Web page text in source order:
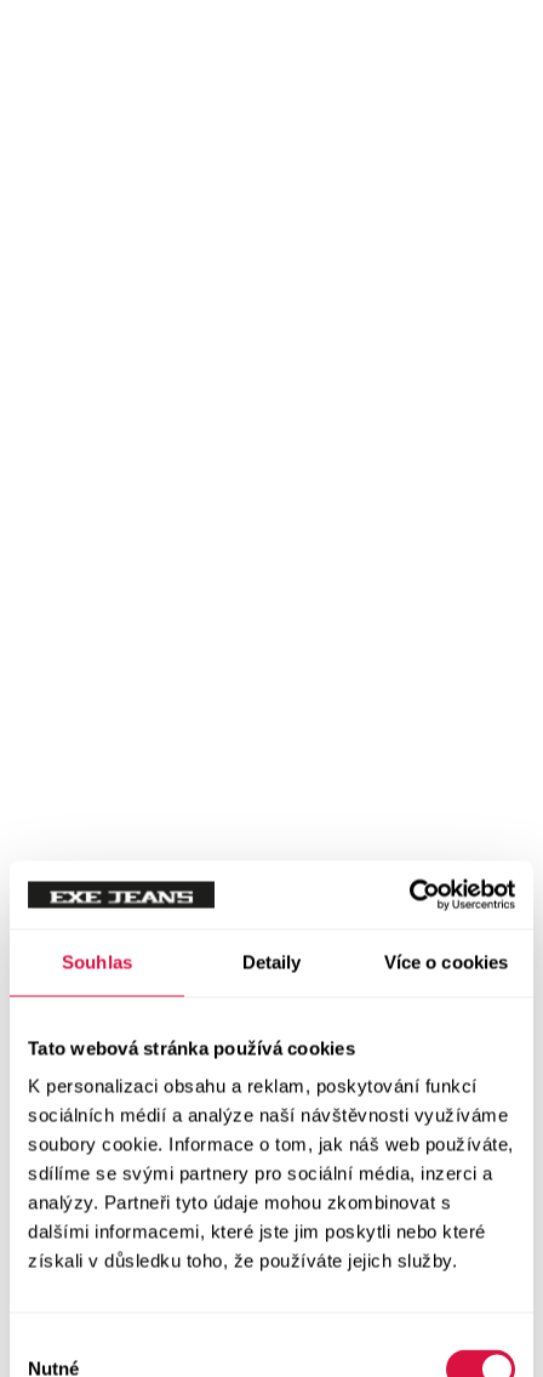
Souhlas Detaily Více o cookies
Tato webová stránka používá cookies
K personalizaci obsahu a reklam, poskytování funkcí
sociálních médií a analýze naší návštěvnosti využíváme
soubory cookie. Informace o tom, jak náš web používáte,
sdílíme se svými partnery pro sociální média, inzerci a
analýzy. Partneři tyto údaje mohou zkombinovat s
dalšími informacemi, které jste jim poskytli nebo které
získali v důsledku toho, že používáte jejich služby.
Nutné